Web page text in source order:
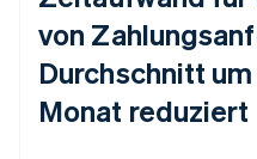
von
Durchschnitt
Monat reduziert